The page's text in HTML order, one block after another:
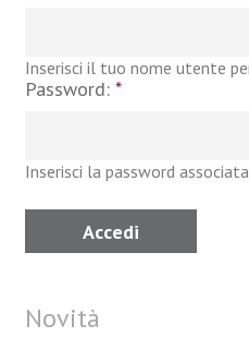
Inserisci il tuo nome utente
Password: *
Inserisci la password
Novità